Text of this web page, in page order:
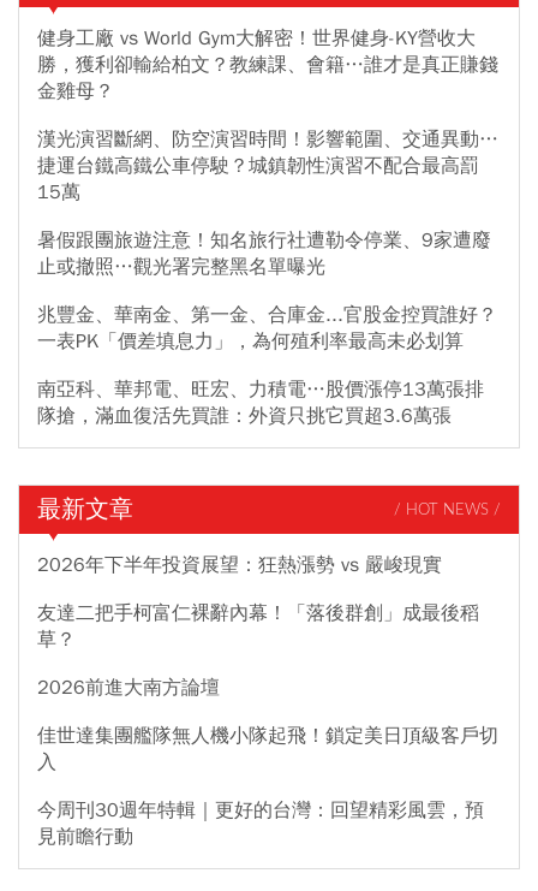
健身工廠 vs World Gym大解密！世界健身-KY營收大
勝，獲利卻輸給柏文？教練課、會籍…誰才是真正賺錢
金雞母？
漢光演習斷網、防空演習時間！影響範圍、交通異動…
捷運台鐵高鐵公車停駛？城鎮韌性演習不配合最高罰
15萬
暑假跟團旅遊注意！知名旅行社遭勒令停業、9家遭廢
止或撤照…觀光署完整黑名單曝光
兆豐金、華南金、第一金、合庫金...官股金控買誰好？
一表PK「價差填息力」，為何殖利率最高未必划算
南亞科、華邦電、旺宏、力積電…股價漲停13萬張排
隊搶，滿血復活先買誰：外資只挑它買超3.6萬張
最新文章 / HOT NEWS /
2026年下半年投資展望：狂熱漲勢 vs 嚴峻現實
友達二把手柯富仁裸辭內幕！「落後群創」成最後稻
草？
2026前進大南方論壇
佳世達集團艦隊無人機小隊起飛！鎖定美日頂級客戶切
入
今周刊30週年特輯｜更好的台灣：回望精彩風雲，預
見前瞻行動